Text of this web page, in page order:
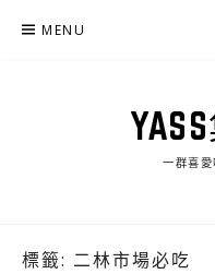
MENU
一群喜
標籤: 二林市場必吃